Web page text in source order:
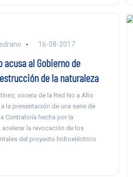
16-08-2017
acusa al Gobierno de
de la naturaleza
vocera de la Red No a Alto
la presentación de una serie de
Contraloría hecha por la
la revocación de los
del proyecto hidroeléctrico